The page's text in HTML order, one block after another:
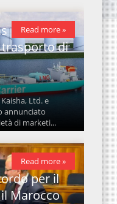
Line
di
Ltd. e
annunciato
di marketi...
Read more »
per il
Marocco
Read more »